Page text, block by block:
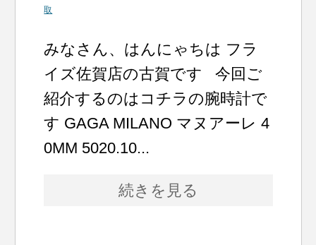
取
みなさん、はんにゃちは フラ
イズ佐賀店の古賀です 今回ご
紹介するのはコチラの腕時計で
す GAGA MILANO マヌアーレ 4
0MM 5020.10...
続きを見る